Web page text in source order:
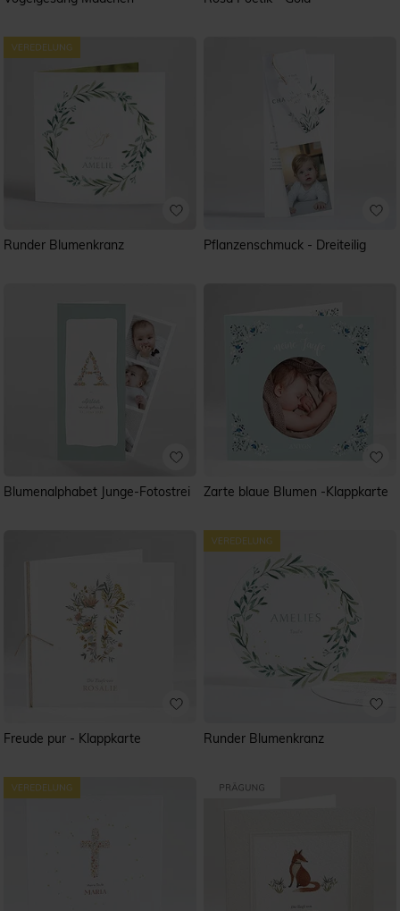
Runder Blumenkranz Pflanzenschmuck - Dreiteilig
Blumenalphabet Junge-Fotostrei Zarte blaue Blumen -Klappkarte
Freude pur - Klappkarte Runder Blumenkranz